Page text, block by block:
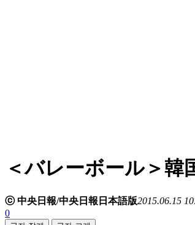
＜バレーボール＞
ⓒ 中央日報/中央日報日本語版2015.06.15
0